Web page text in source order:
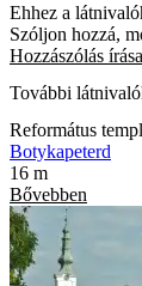
Ehhez a
Szóljon hozzá,
Hozzászólás írása
További
Református
Botykapeterd
16 m
Bővebben